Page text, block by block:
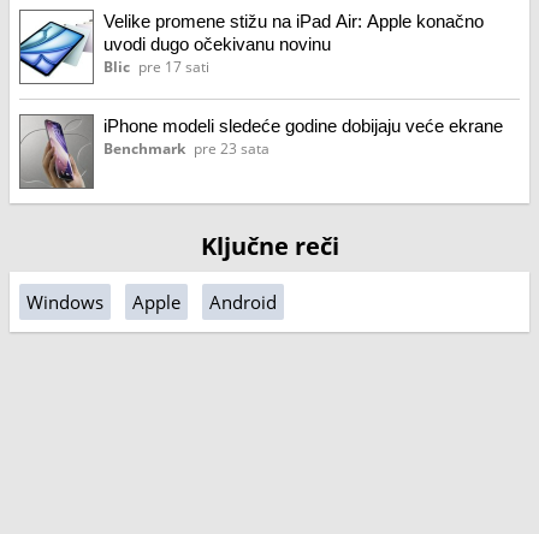
Velike promene stižu na iPad Air: Apple konačno
uvodi dugo očekivanu novinu
Blic pre 17 sati
iPhone modeli sledeće godine dobijaju veće ekrane
Benchmark pre 23 sata
Ključne reči
Windows Apple Android